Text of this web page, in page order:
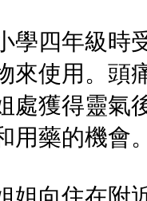
學四年級時
來使用。
處獲得靈氣
用藥的機會